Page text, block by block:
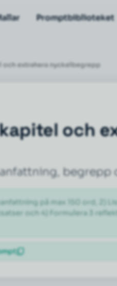
Promptbiblioteket
och extrahera nyckelbegrepp
och
begrepp
på max 150 ord, 2)
och 4) Formulera 3